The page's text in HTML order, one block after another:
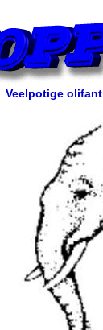
Veelpotige olifant